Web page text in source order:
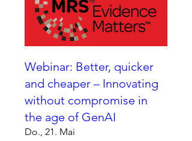
Webinar: Better, quicker
and cheaper – Innovating
without compromise in
the age of GenAI
Do., 21. Mai